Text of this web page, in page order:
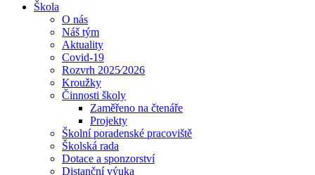
Škola
O nás
Náš tým
Aktuality
Covid-19
Rozvrh 2025⁄2026
Kroužky
Činnosti školy
Zaměřeno na čtenáře
Projekty
Školní poradenské pracoviště
Školská rada
Dotace a sponzorství
Distanční výuka